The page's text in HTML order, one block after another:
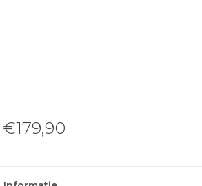
€179,90